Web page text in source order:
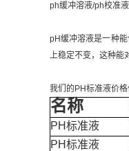
ph缓冲溶液/ph校准
pH缓冲溶液是一种
上稳定不变，这种能
我们的PH标准液价
名称
PH标准液
PH标准液